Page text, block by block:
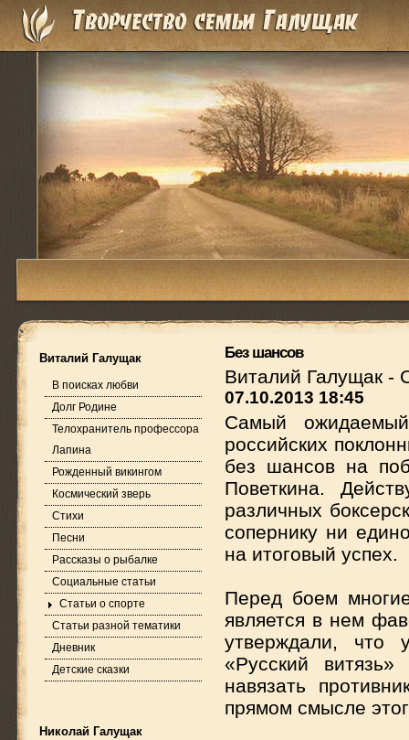
Виталий Галущак
В поисках любви
Долг Родине
Телохранитель профессора
Лапина
Рожденный викингом
Космический зверь
Стихи
Песни
Рассказы о рыбалке
Социальные статьи
Статьи о спорте
Статьи разной тематики
Дневник
Детские сказки
Николай Галущак
Без шансов
Виталий Галущак -
07.10.2013 18:45
Самый
российских
без шансов на
Поветкина.
различных
сопернику ни
на итоговый успех.
Перед боем
является в нем
утверждали, что
«Русский
навязать
прямом смысле